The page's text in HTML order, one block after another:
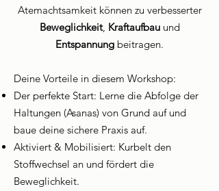
Atemachtsamkeit können zu verbesserter
Beweglichkeit, Kraftaufbauund
Entspannung beitragen.
Deine Vorteile in diesem Workshop:
Der perfekte Start: Lerne die Abfolge der
Haltungen (Asanas) von Grund auf und
baue deine sichere Praxis auf.
Aktiviert & Mobilisiert: Kurbelt den
Stoffwechsel an und fördert die
Beweglichkeit.